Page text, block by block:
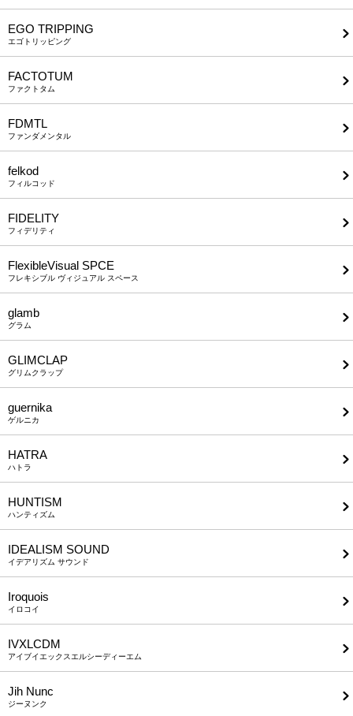
EGO TRIPPING
エゴトリッピング
FACTOTUM
ファクトタム
FDMTL
ファンダメンタル
felkod
フィルコッド
FIDELITY
フィデリティ
FlexibleVisual SPCE
フレキシブル ヴィジュアル スペース
glamb
グラム
GLIMCLAP
グリムクラップ
guernika
ゲルニカ
HATRA
ハトラ
HUNTISM
ハンティズム
IDEALISM SOUND
イデアリズム サウンド
Iroquois
イロコイ
IVXLCDM
アイブイエックスエルシーディーエム
Jih Nunc
ジーヌンク